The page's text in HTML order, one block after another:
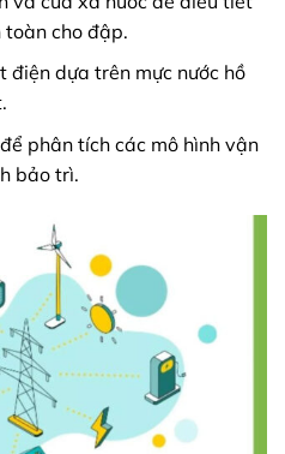
cho đập.
điện dựa trên mực nước hồ
phân tích các mô hình vận
bảo trì.